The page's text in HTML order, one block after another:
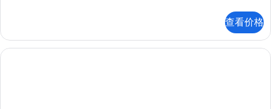
Child
的
with
Large
Terrace
查看价格